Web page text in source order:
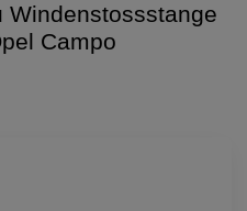
Windenstossstange
Campo